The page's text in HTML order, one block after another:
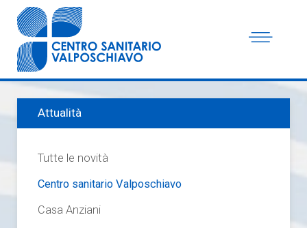
Attualità
Tutte le novità
Centro sanitario Valposchiavo
Casa Anziani